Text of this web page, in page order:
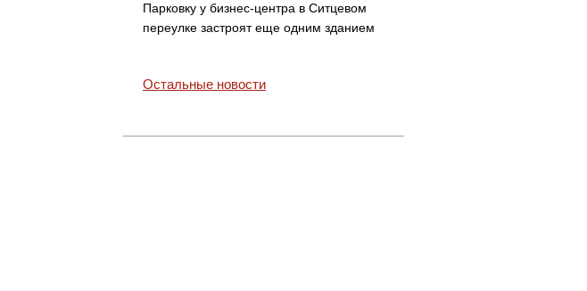
Парковку у бизнес-центра в Ситцевом
переулке застроят еще одним зданием
Остальные новости